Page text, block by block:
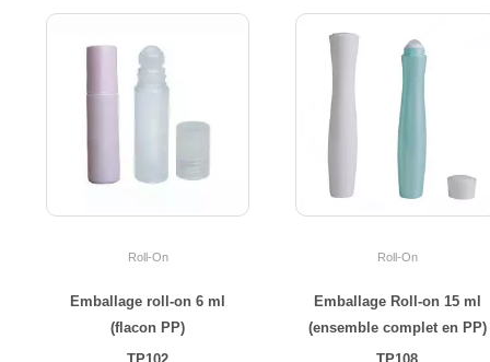
Roll-On
Emballage roll-on 6 ml
(flacon PP)
Roll-On
Emballage Roll-on 15 ml
(ensemble complet en PP)